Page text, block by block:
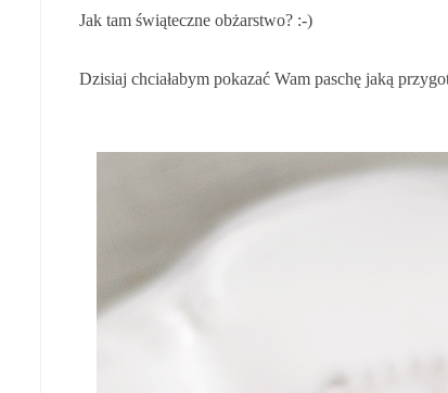
Jak tam świąteczne obżarstwo? :-)
Dzisiaj chciałabym pokazać Wam paschę jaką